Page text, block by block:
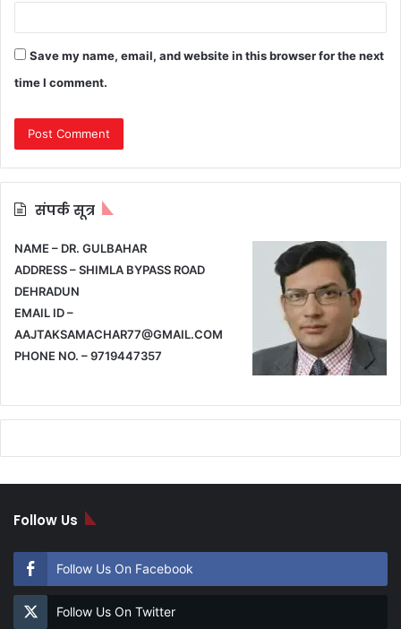
Save my name, email, and website in this browser for the next
time I comment.
संपर्क सूत्र
NAME – DR. GULBAHAR
ADDRESS – SHIMLA BYPASS ROAD
DEHRADUN
EMAIL ID –
AAJTAKSAMACHAR77@GMAIL.COM
PHONE NO. – 9719447357
Follow Us
Follow Us On Facebook
Follow Us On Twitter